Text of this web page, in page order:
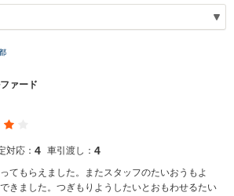
ァード
対応： 4 車引渡し： 4
てもらえました。またスタッフのたいおうもよ
きました。つぎもりようしたいとおもわせるたい